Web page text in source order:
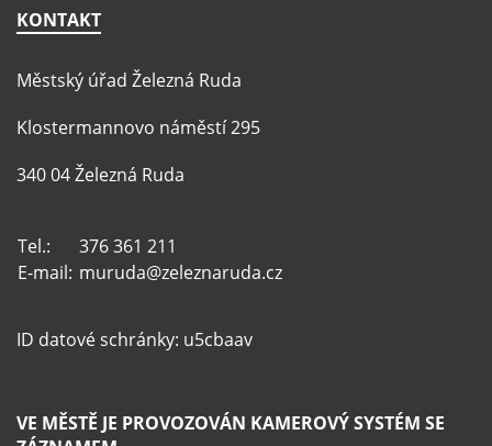
KONTAKT
Městský úřad Železná Ruda
Klostermannovo náměstí 295
340 04 Železná Ruda
Tel.:
376 361 211
E-mail: muruda@zeleznaruda.cz
ID datové schránky: u5cbaav
VE MĚSTĚ JE PROVOZOVÁN KAMEROVÝ SYSTÉM SE